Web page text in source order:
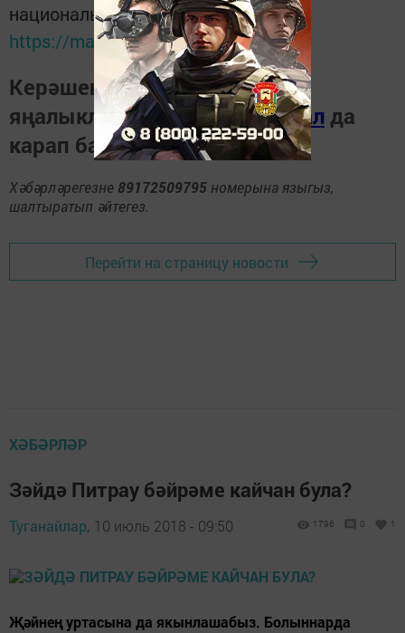
национальном мессенджере MАХ:
https://max.ru/tatmedia
Керәшен дөньясындагы
яңалыкларныТелеграм-канал да
карап барыгыз.
Хәбәрләрегезне 89172509795 номерына языгыз,
шалтыратып әйтегез.
Перейти на страницу новости
ХӘБӘРЛӘР
Зәйдә Питрау бәйрәме кайчан була?
Туганайлар, 10 июль 2018 - 09:50 1796 0 1
Җәйнең уртасына да якынлашабыз. Болыннарда